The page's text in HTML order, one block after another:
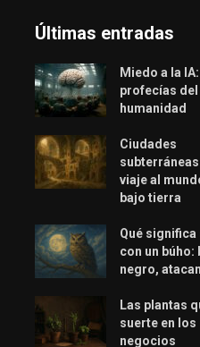
Últimas entradas
Miedo a la
profecías del
humanidad
Ciudades
viaje al
bajo tierra
Qué significa
con un búho:
negro,
Las plantas
suerte en los
negocios